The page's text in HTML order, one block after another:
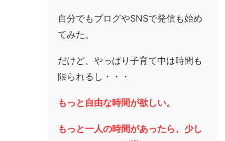
自分でもブログやSNSで発信も始め
てみた。
だけど、やっぱり子育て中は時間も
限られるし・・・
もっと自由な時間が欲しい。
もっと一人の時間があったら、少し